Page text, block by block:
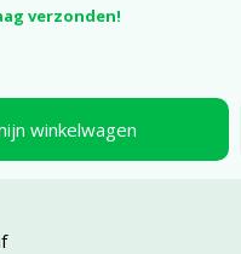
verzonden!
winkelwagen